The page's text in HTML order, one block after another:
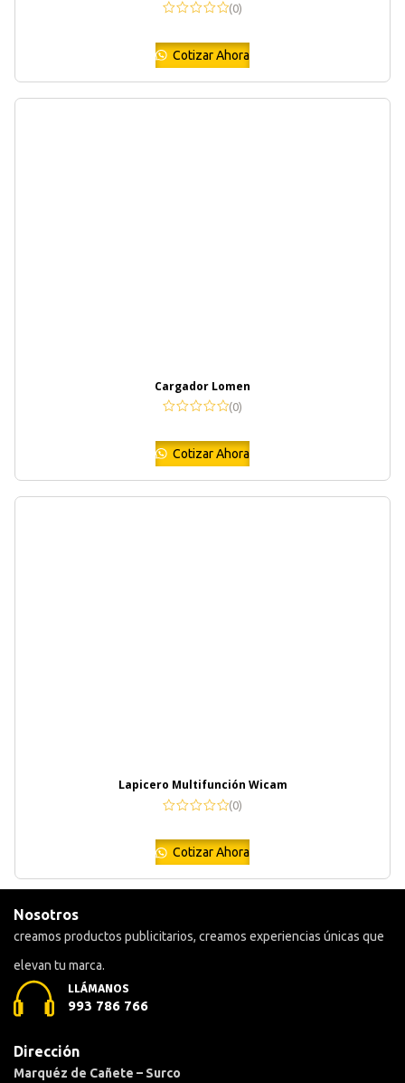
(0)
Cotizar Ahora
Cargador Lomen
(0)
Cotizar Ahora
Lapicero Multifunción Wicam
(0)
Cotizar Ahora
Nosotros
creamos productos publicitarios, creamos experiencias únicas que
elevan tu marca.
LLÁMANOS
993 786 766
Dirección
Marquéz de Cañete – Surco